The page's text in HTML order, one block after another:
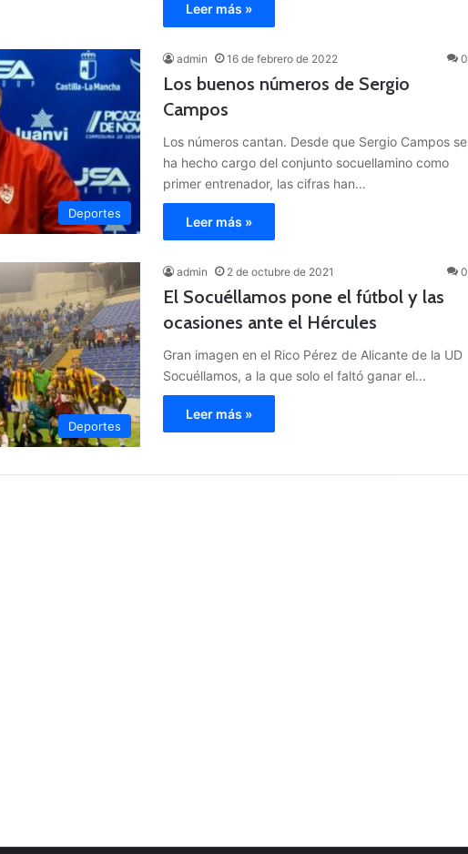
Leer más »
Deportes
admin 16 de febrero de 2022 0
Los buenos números de Sergio
Campos
Los números cantan. Desde que Sergio Campos se
ha hecho cargo del conjunto socuellamino como
primer entrenador, las cifras han…
Leer más »
Deportes
admin 2 de octubre de 2021 0
El Socuéllamos pone el fútbol y las
ocasiones ante el Hércules
Gran imagen en el Rico Pérez de Alicante de la UD
Socuéllamos, a la que solo el faltó ganar el…
Leer más »